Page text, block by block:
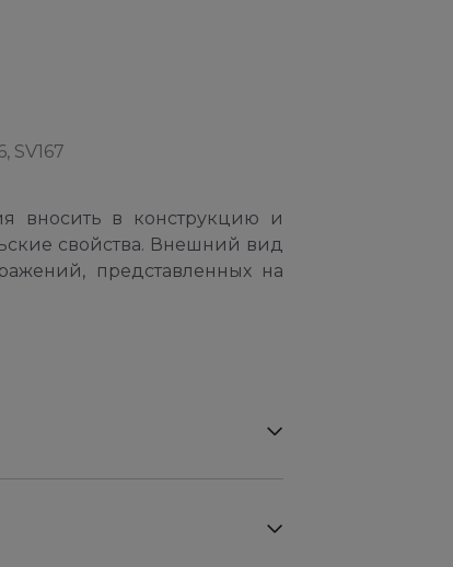
SV167
вносить в конструкцию и
свойства. Внешний вид
представленных на